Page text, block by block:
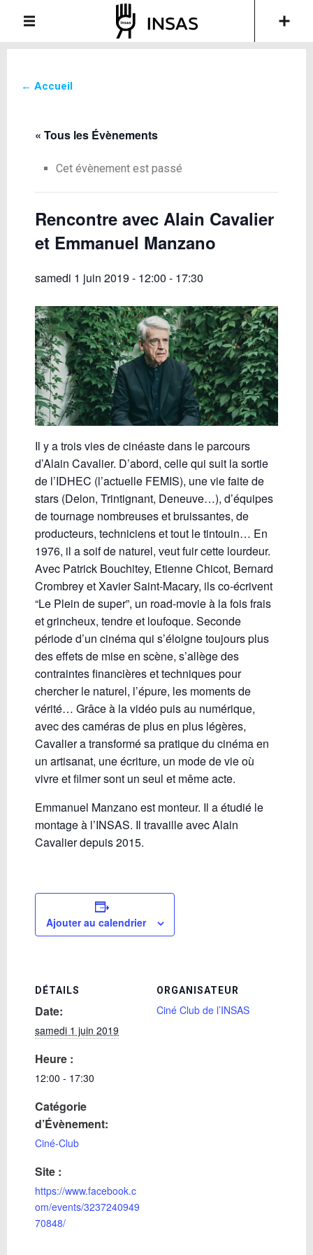
← Accueil
« Tous les Évènements
Cet évènement est passé
Rencontre avec Alain Cavalier
et Emmanuel Manzano
samedi 1 juin 2019 - 12:00 - 17:30
Il y a trois vies de cinéaste dans le parcours
d’Alain Cavalier. D’abord, celle qui suit la sortie
de l’IDHEC (l’actuelle FEMIS), une vie faite de
stars (Delon, Trintignant, Deneuve…), d’équipes
de tournage nombreuses et bruissantes, de
producteurs, techniciens et tout le tintouin… En
1976, il a soif de naturel, veut fuir cette lourdeur.
Avec Patrick Bouchitey, Etienne Chicot, Bernard
Crombrey et Xavier Saint-Macary, ils co-écrivent
“Le Plein de super”, un road-movie à la fois frais
et grincheux, tendre et loufoque. Seconde
période d’un cinéma qui s’éloigne toujours plus
des effets de mise en scène, s’allège des
contraintes financières et techniques pour
chercher le naturel, l’épure, les moments de
vérité… Grâce à la vidéo puis au numérique,
avec des caméras de plus en plus légères,
Cavalier a transformé sa pratique du cinéma en
un artisanat, une écriture, un mode de vie où
vivre et filmer sont un seul et même acte.
Emmanuel Manzano est monteur. Il a étudié le
montage à l’INSAS. Il travaille avec Alain
Cavalier depuis 2015.
Ajouter au calendrier
DÉTAILS
Date:
samedi 1 juin 2019
Heure :
12:00 - 17:30
Catégorie
d’Évènement:
Ciné-Club
Site :
https://www.facebook.c
om/events/3237240949
70848/
ORGANISATEUR
Ciné Club de l’INSAS